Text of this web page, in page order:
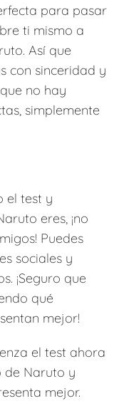
para pasar
ti mismo a
Así que
con sinceridad y
no hay
simplemente
el test y
eres, ¡no
Puedes
sociales y
¡Seguro que
qué
mejor!
el test ahora
de Naruto y
mejor.